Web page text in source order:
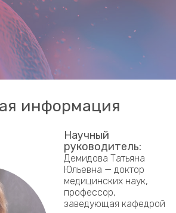
информация
Научный
руководитель:
Демидова Татьяна
Юльевна — доктор
медицинских наук,
профессор,
заведующая кафедрой